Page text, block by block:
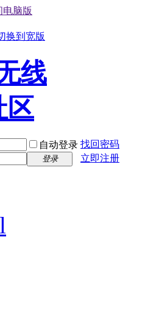
电脑版
换到宽版
自动登录 找回密码
登录 立即注册